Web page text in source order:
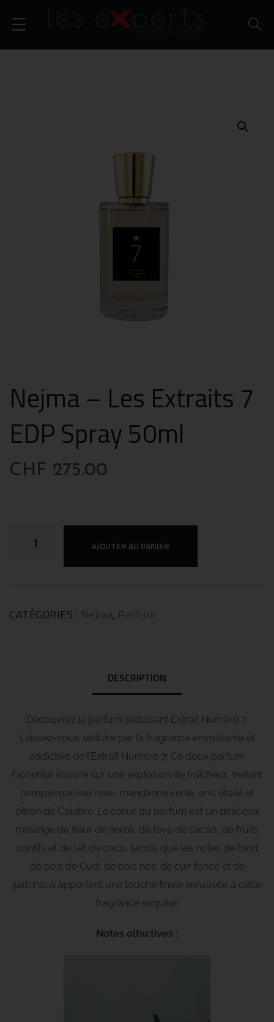
Nejma – Les Extraits 7
EDP Spray 50ml
CHF 275.00
AJOUTER AU PANIER
CATÉGORIES : Nejma, Parfum
DESCRIPTION
Découvrez le parfum séduisant Extrait Numéro 7.
Laissez-vous séduire par la fragrance envoûtante et
addictive de l’Extrait Numéro 7. Ce doux parfum
Floriental s’ouvre sur une explosion de fraîcheur, mêlant
pamplemousse rose, mandarine verte, anis étoilé et
citron de Calabre. Le cœur du parfum est un délicieux
mélange de fleur de néroli, de fève de cacao, de fruits
confits et de lait de coco, tandis que les notes de fond
de bois de Oud, de bois noir, de cuir foncé et de
patchouli apportent une touche finale sensuelle à cette
fragrance exquise.
Notes olfactives :